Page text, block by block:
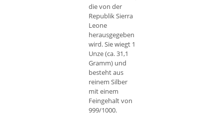
die von der
Republik Sierra
Leone
herausgegeben
wird. Sie wiegt 1
Unze (ca. 31,1
Gramm) und
besteht aus
reinem Silber
mit einem
Feingehalt von
999/1000.